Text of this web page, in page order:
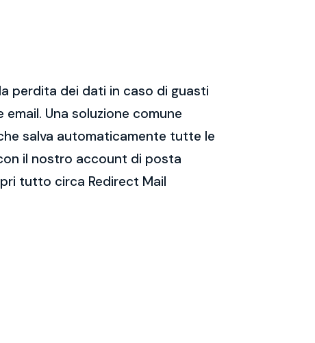
perdita dei dati in caso di guasti
Una soluzione comune
salva automaticamente tutte le
il nostro account di posta
tutto circa Redirect Mail